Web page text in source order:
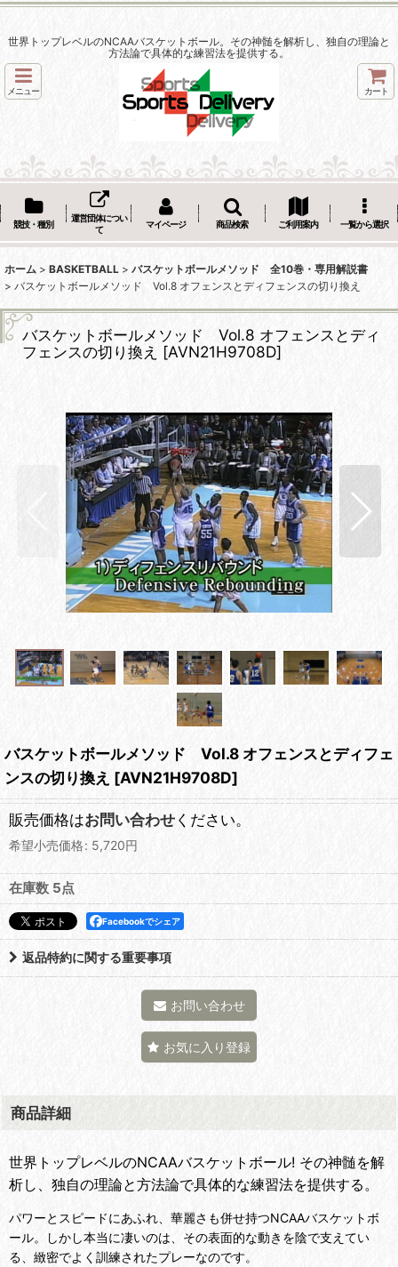
世界トップレベルのNCAAバスケットボール。その神髄を解析し、独自の理論と
方法論で具体的な練習法を提供する。
メニュー カート
競技・種別
運営団体につい
て
マイページ 商品検索 ご利用案内 一覧から選択
ホーム > BASKETBALL > バスケットボールメソッド 全10巻・専用解説書
> バスケットボールメソッド Vol.8 オフェンスとディフェンスの切り換え
バスケットボールメソッド Vol.8 オフェンスとディ
フェンスの切り換え [AVN21H9708D]
バスケットボールメソッド Vol.8 オフェンスとディフェ
ンスの切り換え [AVN21H9708D]
販売価格はお問い合わせください。
希望小売価格: 5,720円
在庫数 5点
Facebookでシェア
返品特約に関する重要事項
お問い合わせ
お気に入り登録
商品詳細
世界トップレベルのNCAAバスケットボール! その神髄を解
析し、独自の理論と方法論で具体的な練習法を提供する。
パワーとスピードにあふれ、華麗さも併せ持つNCAAバスケットボ
ール。しかし本当に凄いのは、その表面的な動きを陰で支えてい
る、緻密でよく訓練されたプレーなのです。